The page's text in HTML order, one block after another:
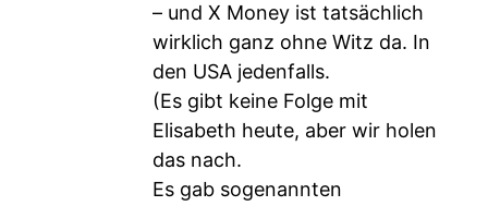
– und X Money ist tatsächlich
wirklich ganz ohne Witz da. In
den USA jedenfalls.
(Es gibt keine Folge mit
Elisabeth heute, aber wir holen
das nach.
Es gab sogenannten